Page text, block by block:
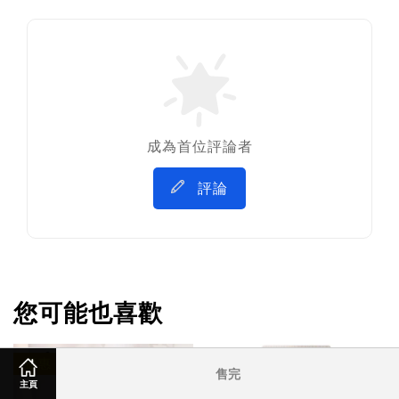
主頁
售完
成為首位評論者
評論
您可能也喜歡
優惠 優惠